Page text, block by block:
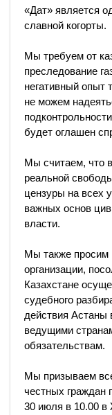
«Дат» является
славной когорты.
Мы требуем от
преследование
негативный опыт
не можем
будет оглашен
Мы считаем, что
реальной
цензуры на всех
важных основ
власти.
Мы также просим
организации,
Казахстане
судебного
действия
ведущими
обязательствам.
Мы призываем
честных граждан
30 июля в 10.00 в